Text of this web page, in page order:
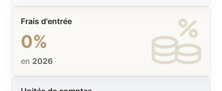
Frais d'entrée
0%
en 2026